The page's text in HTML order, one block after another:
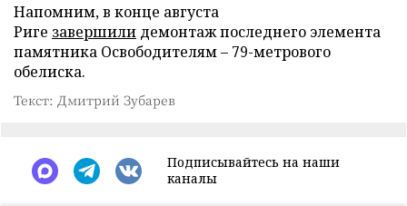
Напомним, в конце августа
Риге завершили демонтаж последнего элемента
памятника Освободителям – 79-метрового
обелиска.
Текст: Дмитрий Зубарев
Подписывайтесь на наши
каналы